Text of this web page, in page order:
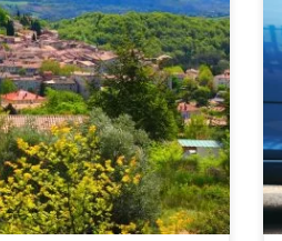
Plongez au cœur de la
avec l’équipe
famille, d’évasion entre amis,
région […]